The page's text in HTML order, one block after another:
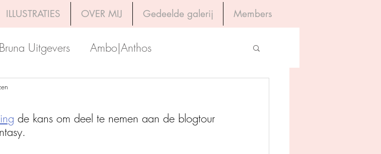
ILLUSTRATIES OVER MIJ Gedeelde galerij Members
Uitgevers Ambo|Anthos
Luitingh-Sijthoff
The House of Books
de kans om deel te nemen aan de blogtour